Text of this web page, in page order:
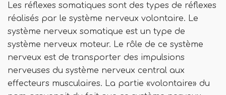
Les réflexes somatiques sont des types de réflexes
réalisés par le système nerveux volontaire. Le
système nerveux somatique est un type de
système nerveux moteur. Le rôle de ce système
nerveux est de transporter des impulsions
nerveuses du système nerveux central aux
effecteurs musculaires. La partie «volontaire» du